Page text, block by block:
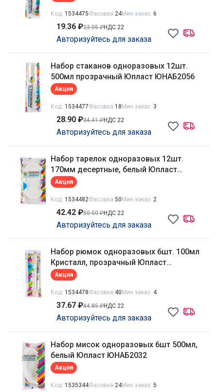
Код: 1534475Фасовка 24Мин заказ: 6
23.05 ₽
19.36 ₽ НДС 22
Авторизуйтесь для заказа
Набор стаканов одноразовых 12шт.
500мл прозрачный Юпласт ЮНАБ2056
Акция
Код: 1534477Фасовка 18 Мин заказ: 3
34.41 ₽
28.90 ₽ НДС 22
Авторизуйтесь для заказа
Набор тарелок одноразовых 12шт.
170мм десертные, белый Юпласт
ЮНАБ2058
Акция
Код: 1534482Фасовка 50 Мин заказ: 2
50.50 ₽
42.42 ₽ НДС 22
Авторизуйтесь для заказа
Набор рюмок одноразовых 6шт. 100мл
Кристалл, прозрачный Юпласт
ЮНАБ2040
Акция
Код: 1534478Фасовка 40 Мин заказ: 4
44.85 ₽
37.67 ₽ НДС 22
Авторизуйтесь для заказа
Набор мисок одноразовых 6шт 500мл,
белый Юпласт ЮНАБ2032
Акция
Код: 1535344Фасовка 24Мин заказ: 5